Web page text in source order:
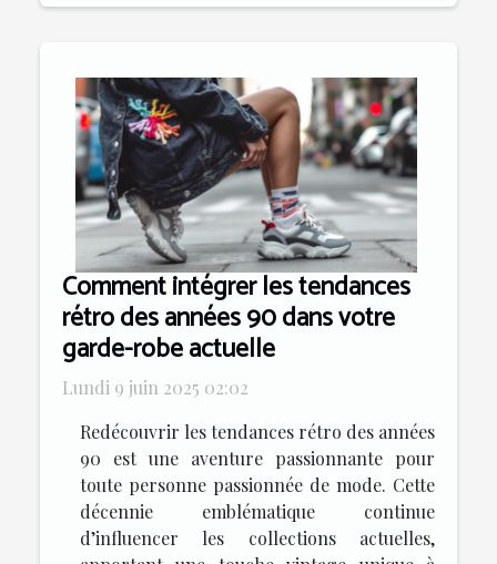
Comment intégrer les tendances
rétro des années 90 dans votre
garde-robe actuelle
Lundi 9 juin 2025 02:02
Redécouvrir les tendances rétro des années
90 est une aventure passionnante pour
toute personne passionnée de mode. Cette
décennie emblématique continue
d’influencer les collections actuelles,